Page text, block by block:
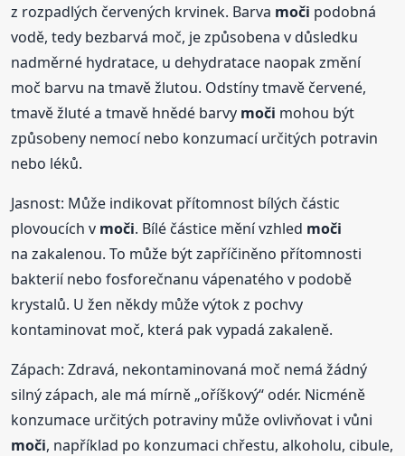
z rozpadlých červených krvinek. Barva moči podobná
vodě, tedy bezbarvá moč, je způsobena v důsledku
nadměrné hydratace, u dehydratace naopak změní
moč barvu na tmavě žlutou. Odstíny tmavě červené,
tmavě žluté a tmavě hnědé barvy moči mohou být
způsobeny nemocí nebo konzumací určitých potravin
nebo léků.
Jasnost: Může indikovat přítomnost bílých částic
plovoucích v moči. Bílé částice mění vzhled moči
na zakalenou. To může být zapříčiněno přítomnosti
bakterií nebo fosforečnanu vápenatého v podobě
krystalů. U žen někdy může výtok z pochvy
kontaminovat moč, která pak vypadá zakaleně.
Zápach: Zdravá, nekontaminovaná moč nemá žádný
silný zápach, ale má mírně „oříškový“ odér. Nicméně
konzumace určitých potraviny může ovlivňovat i vůni
moči, například po konzumaci chřestu, alkoholu, cibule,